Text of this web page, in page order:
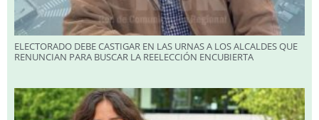
ELECTORADO DEBE CASTIGAR EN LAS URNAS A LOS ALCALDES QUE
RENUNCIAN PARA BUSCAR LA REELECCIÓN ENCUBIERTA